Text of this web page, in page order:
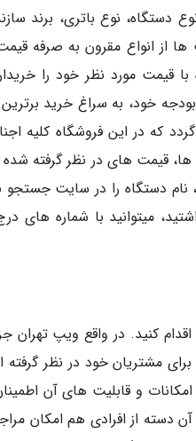
نوع باتری، برند
انواع مقرون به صرفه قیمت
قیمت مورد نظر خود را
خود، به سراغ خرید
که در این فروشگاه کلیه
قیمت های در نظر گرفته
نام دستگاه را در سایت جستجو
میتوانید با شماره
کنید. در واقع ویپ
مشتریان خود در نظر
و قابلیت های آن اطمینان
دسته از افرادی هم امکان